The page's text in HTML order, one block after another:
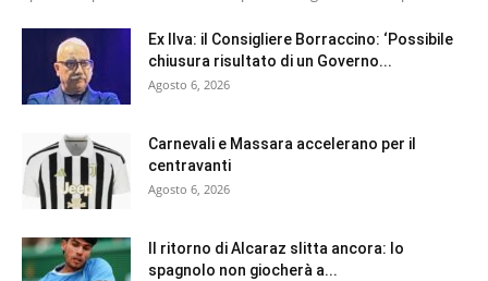
Ex Ilva: il Consigliere Borraccino: ‘Possibile
chiusura risultato di un Governo...
Agosto 6, 2026
Carnevali e Massara accelerano per il
centravanti
Agosto 6, 2026
Il ritorno di Alcaraz slitta ancora: lo
spagnolo non giocherà a...